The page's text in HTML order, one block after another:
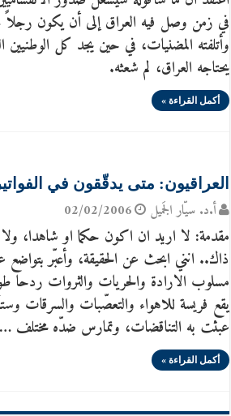
في زمن وصل فيه العراق إلى أن يكون
وأتلفته المضنيات، في حين يجد كل الوطنيين
يحتاجه العراق، لم شعثه.
أكمل القراءة »
العراقيون: متى يدقّقون في
أ.د. سيّار الجَميل 02/02/2006
مقدمة: لا اريد ان اكون حكما او شاهدا،
ذاك.. انني ابحث عن الحقيقة، وأعبّر
مسلوب الارادة والحريات والثروات ردحا
يقع فريسة للاهواء والتعصّبات والسرقات
عبثت به التناقضات، وتمارس ضدّه مختلف …
أكمل القراءة »